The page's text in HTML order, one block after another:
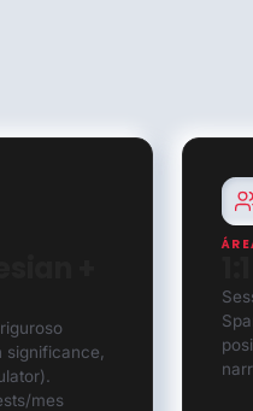
significance,
mes